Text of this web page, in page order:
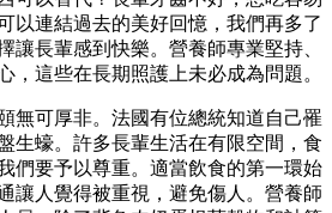
以連結過去的美好回憶，我們再多了
讓長輩感到快樂。營養師專業堅持、
，這些在長期照護上未必成為問題。
無可厚非。法國有位總統知道自己罹
生蠔。許多長輩生活在有限空間，食
們要予以尊重。適當飲食的第一環始
讓人覺得被重視，避免傷人。營養師